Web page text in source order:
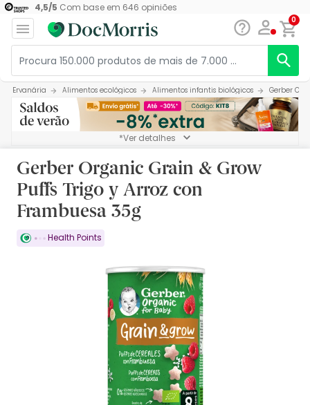
4,5/5 Com base em 646 opiniões
0
Ervanária Alimentos ecológicos Alimentos infantis biológicos Gerber
*Ver detalhes
Gerber Organic Grain & Grow
Puffs Trigo y Arroz con
Frambuesa 35g
Health Points